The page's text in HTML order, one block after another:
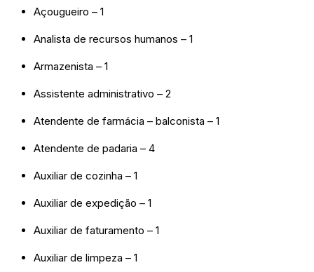
Açougueiro – 1
Analista de recursos humanos – 1
Armazenista – 1
Assistente administrativo – 2
Atendente de farmácia – balconista – 1
Atendente de padaria – 4
Auxiliar de cozinha – 1
Auxiliar de expedição – 1
Auxiliar de faturamento – 1
Auxiliar de limpeza – 1